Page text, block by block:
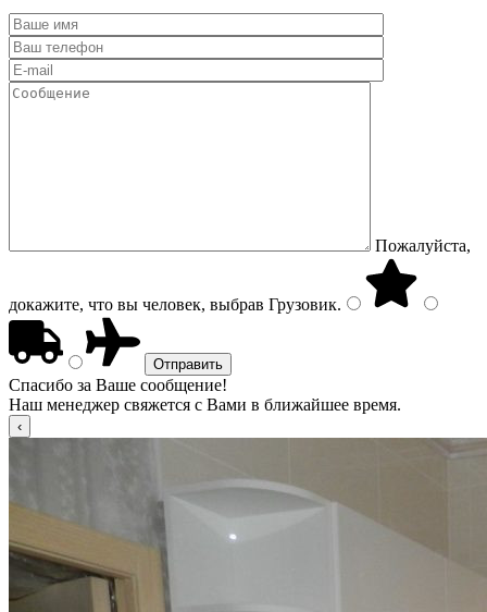
Пожалуйста,
докажите, что вы человек, выбрав Грузовик.
Спасибо за Ваше сообщение!
Наш менеджер свяжется с Вами в ближайшее время.